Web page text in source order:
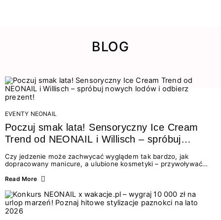
BLOG
EVENTY NEONAIL
Poczuj smak lata! Sensoryczny Ice Cream
Trend od NEONAIL i Willisch – spróbuj
nowych lodów i odbierz prezent!
Czy jedzenie może zachwycać wyglądem tak bardzo, jak
dopracowany manicure, a ulubione kosmetyki – przywoływać
świata beauty i oszałamiających deserów to coś więcej niż
zmysłami: przez soczysty kolor, aksamitną teksturę,
orzeźwiający zapach i słodki akcent na podniebieniu. Tego lata
NEONAIL łączy siły z marką Willisch, tworząc unikalny projekt
na styku jedzenia i piękna....
Read More